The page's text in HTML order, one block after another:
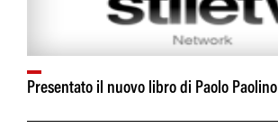
Presentato il nuovo libro di Paolo Paolino